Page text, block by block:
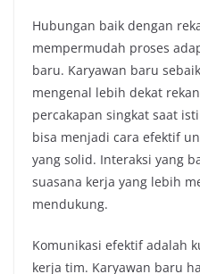
Hubungan baik dengan
mempermudah proses
baru. Karyawan baru
mengenal lebih dekat
percakapan singkat saat
bisa menjadi cara efektif
yang solid. Interaksi yang
suasana kerja yang lebih
mendukung.
Komunikasi efektif adalah
kerja tim. Karyawan baru